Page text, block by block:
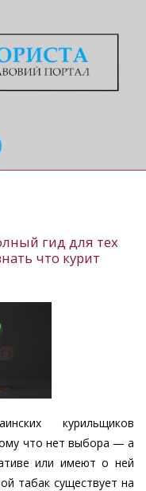
гид для тех
что курит
курильщиков
что нет выбора — а
или имеют о ней
табак существует на